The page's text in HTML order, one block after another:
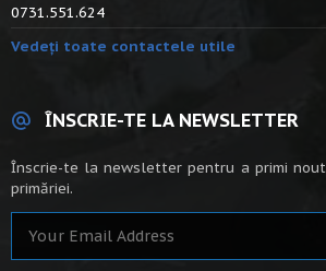
0731.551.624
Vedeți toate contactele utile
ÎNSCRIE-TE LA NEWSLETTER
Înscrie-te la newsletter pentru a primi
primăriei.